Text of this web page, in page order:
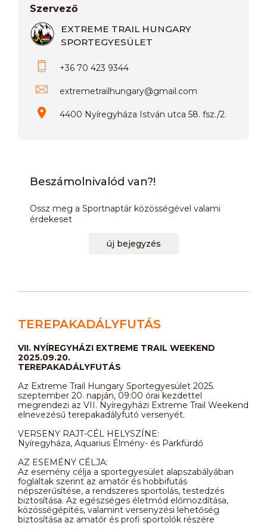
Szervező
EXTREME TRAIL HUNGARY
SPORTEGYESÜLET
+36 70 423 9344
extremetrailhungary@gmail.com
4400 Nyíregyháza István utca 58. fsz./2.
Beszámolnivalód van?!
Ossz meg a Sportnaptár közösségével valami
érdekeset
új bejegyzés
TEREPAKADÁLYFUTÁS
VII. NYÍREGYHÁZI EXTREME TRAIL WEEKEND
2025.09.20.
TEREPAKADÁLYFUTÁS
Az Extreme Trail Hungary Sportegyesület 2025.
szeptember 20. napján, 09:00 órai kezdettel
megrendezi az VII. Nyíregyházi Extreme Trail Weekend
elnevezésű terepakadályfutó versenyét.
VERSENY RAJT-CÉL HELYSZÍNE:
Nyíregyháza, Aquarius Élmény- és Parkfürdő
AZ ESEMÉNY CÉLJA:
Az esemény célja a sportegyesület alapszabályában
foglaltak szerint az amatőr és hobbifutás
népszerűsítése, a rendszeres sportolás, testedzés
biztosítása. Az egészséges életmód előmozdítása,
közösségépítés, valamint versenyzési lehetőség
biztosítása az amatőr és profi sportolók részére